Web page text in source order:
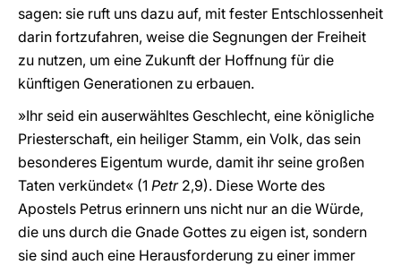
sagen: sie ruft uns dazu auf, mit fester Entschlossenheit
darin fortzufahren, weise die Segnungen der Freiheit
zu nutzen, um eine Zukunft der Hoffnung für die
künftigen Generationen zu erbauen.
»Ihr seid ein auserwähltes Geschlecht, eine königliche
Priesterschaft, ein heiliger Stamm, ein Volk, das sein
besonderes Eigentum wurde, damit ihr seine großen
Taten verkündet« (1 Petr2,9). Diese Worte des
Apostels Petrus erinnern uns nicht nur an die Würde,
die uns durch die Gnade Gottes zu eigen ist, sondern
sie sind auch eine Herausforderung zu einer immer